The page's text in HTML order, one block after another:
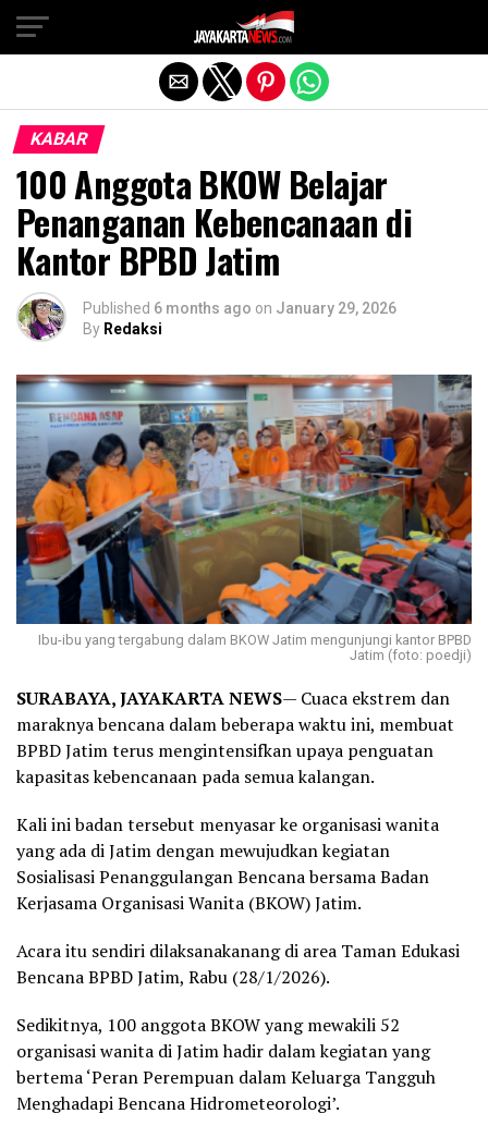
KABAR
100 Anggota BKOW Belajar
Penanganan Kebencanaan di
Kantor BPBD Jatim
Published 6 months ago on January 29, 2026
By Redaksi
Ibu-ibu yang tergabung dalam BKOW Jatim mengunjungi kantor BPBD
Jatim (foto: poedji)
SURABAYA, JAYAKARTA NEWS— Cuaca ekstrem dan
maraknya bencana dalam beberapa waktu ini, membuat
BPBD Jatim terus mengintensifkan upaya penguatan
kapasitas kebencanaan pada semua kalangan.
Kali ini badan tersebut menyasar ke organisasi wanita
yang ada di Jatim dengan mewujudkan kegiatan
Sosialisasi Penanggulangan Bencana bersama Badan
Kerjasama Organisasi Wanita (BKOW) Jatim.
Acara itu sendiri dilaksanakanang di area Taman Edukasi
Bencana BPBD Jatim, Rabu (28/1/2026).
Sedikitnya, 100 anggota BKOW yang mewakili 52
organisasi wanita di Jatim hadir dalam kegiatan yang
bertema ‘Peran Perempuan dalam Keluarga Tangguh
Menghadapi Bencana Hidrometeorologi’.
Exit mobile version